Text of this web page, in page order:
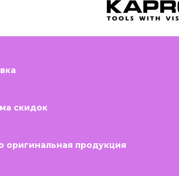
скидок
оригинальная продукция